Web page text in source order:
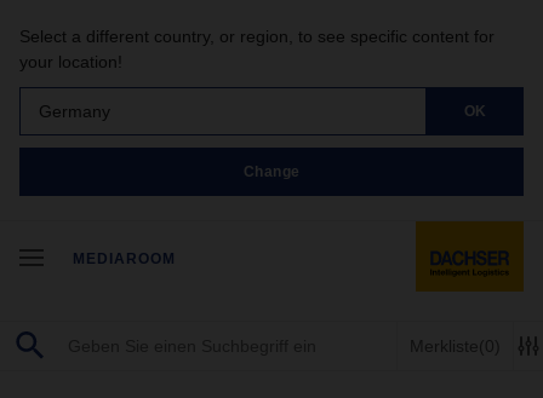
Select a different country, or region, to see specific content for
your location!
Germany OK
Change
MEDIAROOM
Merkliste(0)